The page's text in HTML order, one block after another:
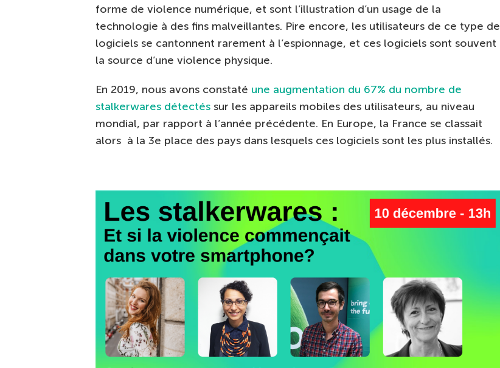
forme de violence numérique, et sont l’illustration d’un usage de la
technologie à des fins malveillantes. Pire encore, les utilisateurs de ce type de
logiciels se cantonnent rarement à l’espionnage, et ces logiciels sont souvent
la source d’une violence physique.
En 2019, nous avons constaté une augmentation du 67% du nombre de
stalkerwares détectés sur les appareils mobiles des utilisateurs, au niveau
mondial, par rapport à l’année précédente. En Europe, la France se classait
alors à la 3e place des pays dans lesquels ces logiciels sont les plus installés.